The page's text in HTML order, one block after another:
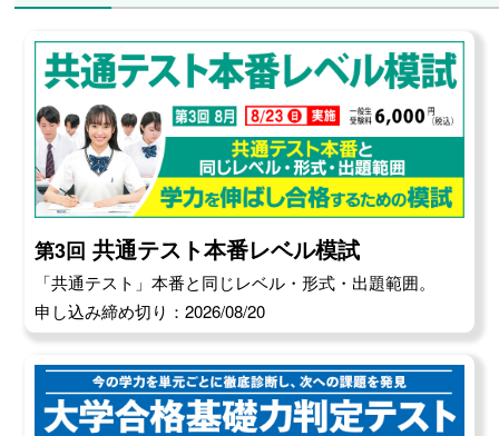
第3回 共通テスト本番レベル模試
「共通テスト」本番と同じレベル・形式・出題範囲。
申し込み締め切り：2026/08/20